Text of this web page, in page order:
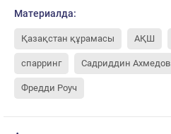
Материалда:
Қазақстан құрамасы АҚШ
спарринг Садриддин Ахмедов
Фредди Роуч